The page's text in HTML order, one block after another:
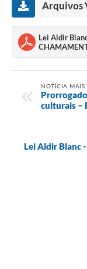
Arquivos
Lei Aldir
NOTÍCIA MAIS
culturais –
Lei Aldir Blanc